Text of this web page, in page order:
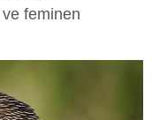
ve feminen